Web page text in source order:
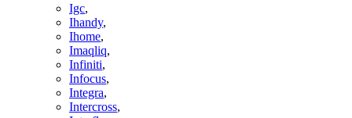
Igc,
Ihandy,
Ihome,
Imaqliq,
Infiniti,
Infocus,
Integra,
Intercross,